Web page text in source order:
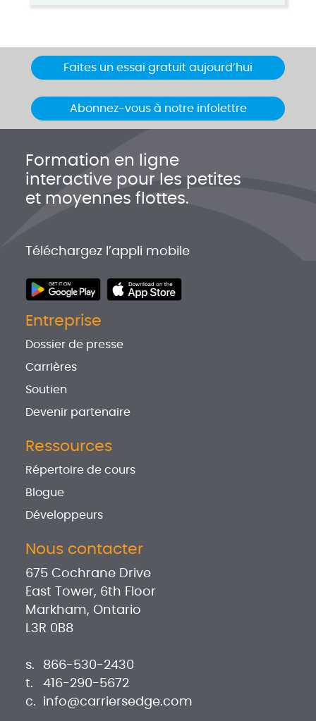
Faites un essai gratuit aujourd’hui
Abonnez-vous à notre infolettre
Formation en ligne
interactive pour les petites
et moyennes flottes.
Téléchargez l’appli mobile
Entreprise
Dossier de presse
Carrières
Soutien
Devenir partenaire
Ressources
Répertoire de cours
Blogue
Développeurs
Nous contacter
675 Cochrane Drive
East Tower, 6th Floor
Markham, Ontario
L3R 0B8
s.
866-530-2430
t.
416-290-5672
c.
info@carriersedge.com